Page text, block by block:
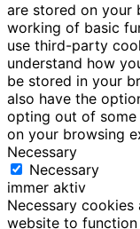
are stored on your
working of basic
use third-party
understand how
be stored in your
also have the
opting out of
on your browsing
Necessary
Necessary
immer aktiv
Necessary
website to